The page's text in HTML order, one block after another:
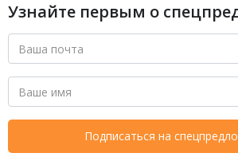
Узнайте первым о
Подписаться на